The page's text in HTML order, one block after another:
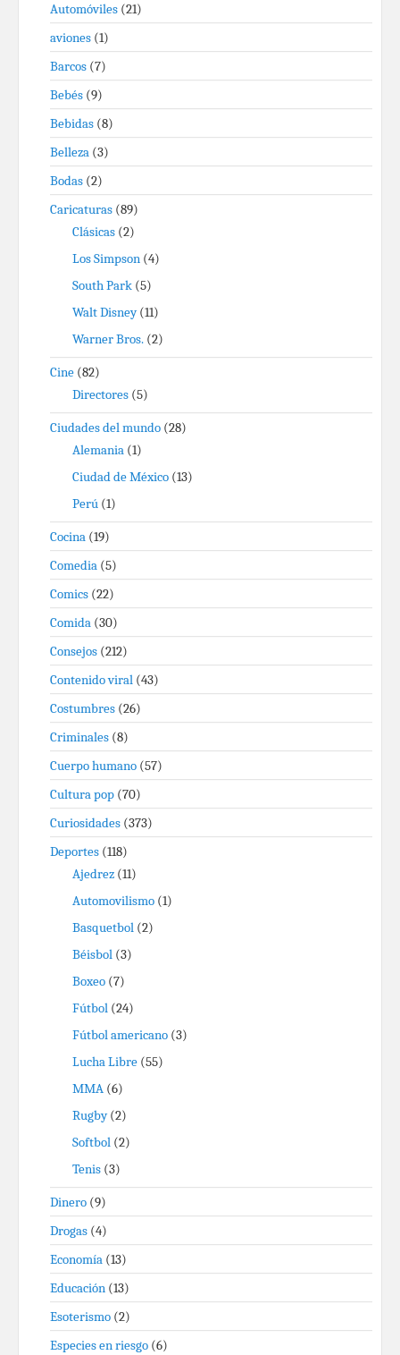
Automóviles (21)
aviones (1)
Barcos (7)
Bebés (9)
Bebidas (8)
Belleza (3)
Bodas (2)
Caricaturas (89)
Clásicas (2)
Los Simpson (4)
South Park (5)
Walt Disney(11)
Warner Bros. (2)
Cine (82)
Directores (5)
Ciudades del mundo (28)
Alemania (1)
Ciudad de México (13)
Perú (1)
Cocina (19)
Comedia (5)
Comics (22)
Comida (30)
Consejos (212)
Contenido viral (43)
Costumbres (26)
Criminales (8)
Cuerpo humano (57)
Cultura pop (70)
Curiosidades (373)
Deportes (118)
Ajedrez (11)
Automovilismo (1)
Basquetbol (2)
Béisbol (3)
Boxeo (7)
Fútbol (24)
Fútbol americano (3)
Lucha Libre (55)
MMA (6)
Rugby(2)
Softbol (2)
Tenis (3)
Dinero (9)
Drogas (4)
Economía (13)
Educación (13)
Esoterismo (2)
Especies en riesgo (6)